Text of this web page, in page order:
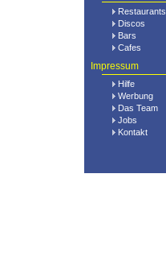
Restaurants
Discos
Bars
Cafes
Impressum
Hilfe
Werbung
Das Team
Jobs
Kontakt